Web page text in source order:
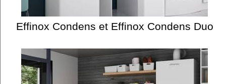
Effinox Condens et Effinox Condens Duo